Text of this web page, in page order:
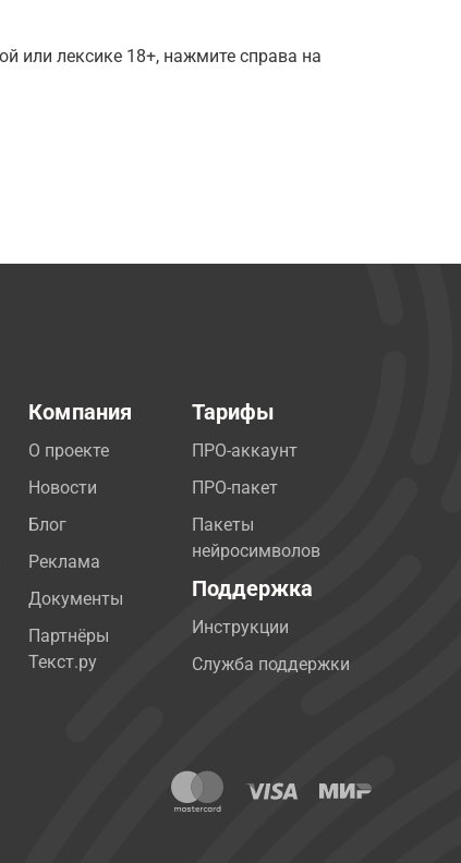
или лексике 18+, нажмите справа на
Компания
О проекте
Новости
Блог
Реклама
Документы
Партнёры
Текст.ру
Тарифы
ПРО-аккаунт
ПРО-пакет
Пакеты
нейросимволов
Поддержка
Инструкции
Служба поддержки